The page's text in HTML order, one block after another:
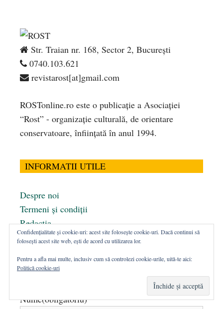
Str. Traian nr. 168, Sector 2, București
0740.103.621
revistarost[at]gmail.com
ROSTonline.ro este o publicaţie a Asociaţiei
“Rost” - organizaţie culturală, de orientare
conservatoare, înfiinţată în anul 1994.
INFORMATII UTILE
Despre noi
Termeni și condiții
Redacția
Publicitate pe site
CONTACT
Nume(obligatoriu)
Confidențialitate și cookie-uri: acest site folosește cookie-uri. Dacă continui să
folosești acest site web, ești de acord cu utilizarea lor.
Pentru a afla mai multe, inclusiv cum să controlezi cookie-urile, uită-te aici:
Politică cookie-uri